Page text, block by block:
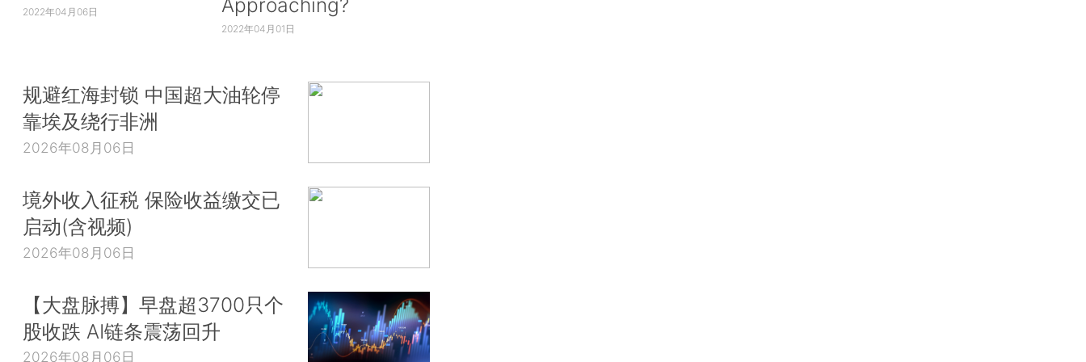
2022年04月06日
2022年04月01日
规避红海封锁 中国超大油轮停
靠埃及绕行非洲
2026年08月06日
境外收入征税 保险收益缴交已
启动(含视频)
2026年08月06日
【大盘脉搏】早盘超3700只个
股收跌 AI链条震荡回升
2026年08月06日